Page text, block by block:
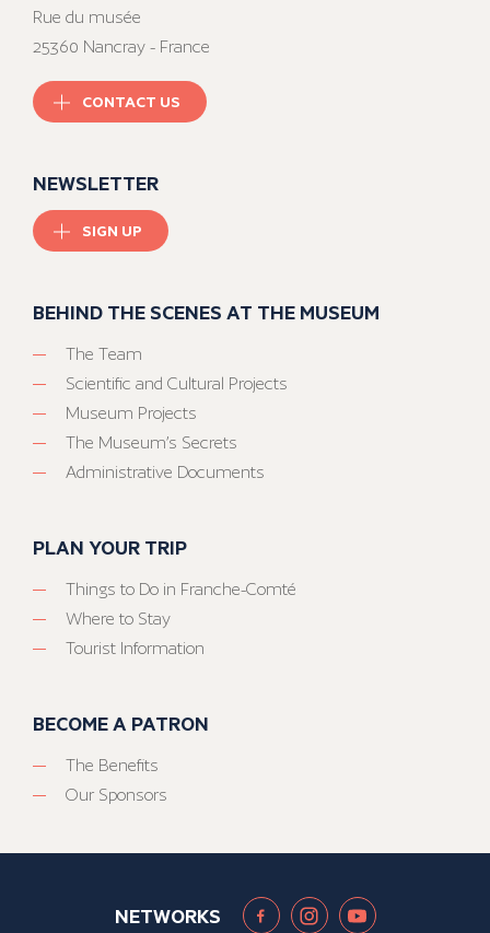
Rue du musée
25360 Nancray - France
CONTACT US
NEWSLETTER
SIGN UP
BEHIND THE SCENES AT THE MUSEUM
The Team
Scientific and Cultural Projects
Museum Projects
The Museum’s Secrets
Administrative Documents
PLAN YOUR TRIP
Things to Do in Franche-Comté
Where to Stay
Tourist Information
BECOME A PATRON
The Benefits
Our Sponsors
NETWORKS